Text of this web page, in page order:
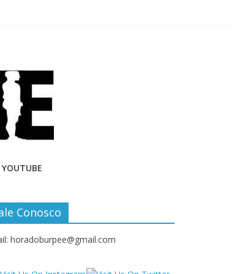
YOUTUBE
Conosco
horadoburpee@gmail.com